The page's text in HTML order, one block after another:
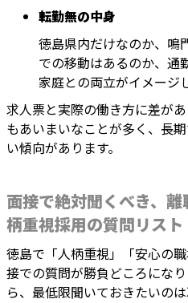
転勤無の中身
徳島県内だけなのか、鳴
での移動はあるのか、通
家庭との両立がイメージ
求人票と実際の働き方に差が
もあいまいなことが多く、長
い傾向があります。
面接で絶対聞くべき、
柄重視採用の質問リスト
徳島で「人柄重視」「安心の
接での質問が勝負どころにな
ら、最低限聞いておきたいのは